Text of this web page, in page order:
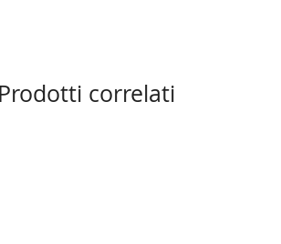
Prodotti correlati